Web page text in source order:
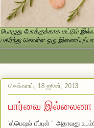
பொழுது போக்குக்காக மட்டும்
பகிர்ந்து கொள்ள ஒரு
செவ்வாய், 18 ஜூன், 2013
பார்வை
'ஸ்பெஷல் பீப்புள் ' அதாவது